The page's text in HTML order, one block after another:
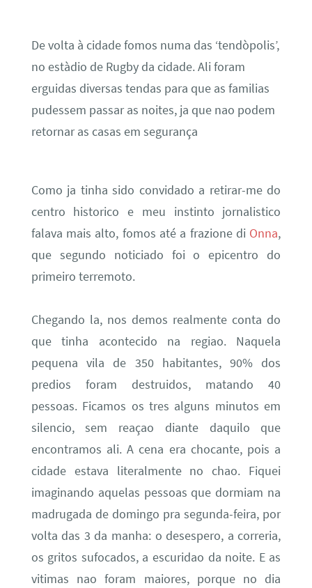
De volta à cidade fomos numa das ‘tendòpolis’,
no estàdio de Rugby da cidade. Ali foram
erguidas diversas tendas para que as familias
pudessem passar as noites, ja que nao podem
retornar as casas em segurança
Como ja tinha sido convidado a retirar-me do
centro historico e meu instinto jornalistico
falava mais alto, fomos até a frazione di Onna,
que segundo noticiado foi o epicentro do
primeiro terremoto.
Chegando la, nos demos realmente conta do
que tinha acontecido na regiao. Naquela
pequena vila de 350 habitantes, 90% dos
predios foram destruidos, matando 40
pessoas. Ficamos os tres alguns minutos em
silencio, sem reaçao diante daquilo que
encontramos ali. A cena era chocante, pois a
cidade estava literalmente no chao. Fiquei
imaginando aquelas pessoas que dormiam na
madrugada de domingo pra segunda-feira, por
volta das 3 da manha: o desespero, a correria,
os gritos sufocados, a escuridao da noite. E as
vitimas nao foram maiores, porque no dia